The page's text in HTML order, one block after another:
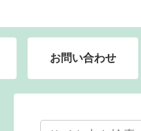
お問い合わせ